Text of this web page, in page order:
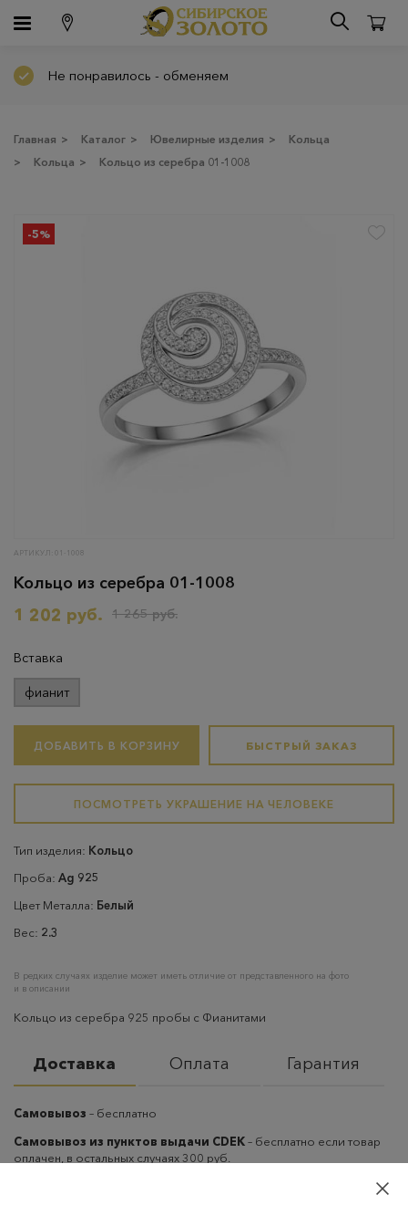
Не понравилось - обменяем
Главная > Каталог > Ювелирные изделия >
Кольца
>
Кольца > Кольцо из серебра 01-1008
-5%
АРТИКУЛ: 01-1008
Кольцо из серебра 01-1008
1 202 руб.
1 265 руб.
Вставка
фианит
ДОБАВИТЬ В КОРЗИНУ БЫСТРЫЙ ЗАКАЗ
ПОСМОТРЕТЬ УКРАШЕНИЕ НА ЧЕЛОВЕКЕ
Тип изделия: Кольцо
Проба: Ag 925
Цвет Металла: Белый
Вес: 2.3
В редких случаях изделие может иметь отличие от представленного на фото
и в описании
Кольцо из серебра 925 пробы с Фианитами
Доставка Оплата Гарантия
Самовывоз – бесплатно
Самовывоз из пунктов выдачи CDEK– бесплатно если товар
оплачен, в остальных случаях 300 руб.